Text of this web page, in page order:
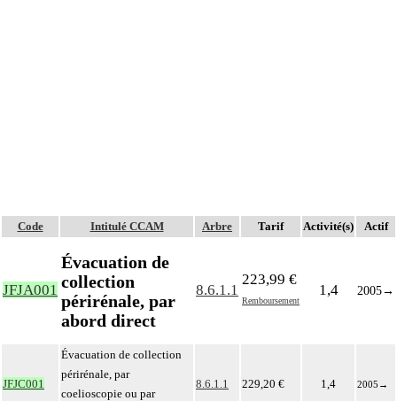
Code Intitulé CCAM Arbre Tarif Activité(s) Actif
JFJA001
Évacuation de
collection
périrénale, par
abord direct
8.6.1.1
223,99 €
Remboursement
1,4 2005→
JFJC001
Évacuation de collection
périrénale, par
coelioscopie ou par
8.6.1.1 229,20 € 1,4 2005 →